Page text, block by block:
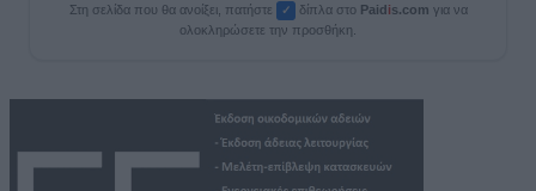
Στη σελίδα που θα ανοίξει, πατήστε ✓ δίπλα στο Paidis.com για να
ολοκληρώσετε την προσθήκη.